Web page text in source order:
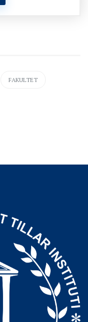
FAKULTET